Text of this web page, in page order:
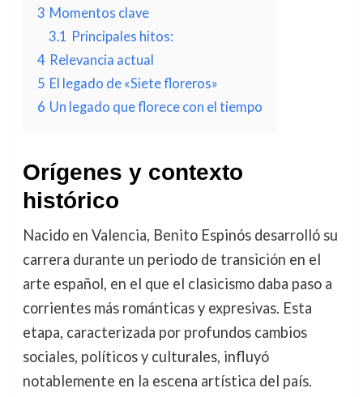
3 Momentos clave
3.1 Principales hitos:
4 Relevancia actual
5 El legado de «Siete floreros»
6 Un legado que florece con el tiempo
Orígenes y contexto
histórico
Nacido en Valencia, Benito Espinós desarrolló su
carrera durante un periodo de transición en el
arte español, en el que el clasicismo daba paso a
corrientes más románticas y expresivas. Esta
etapa, caracterizada por profundos cambios
sociales, políticos y culturales, influyó
notablemente en la escena artística del país.